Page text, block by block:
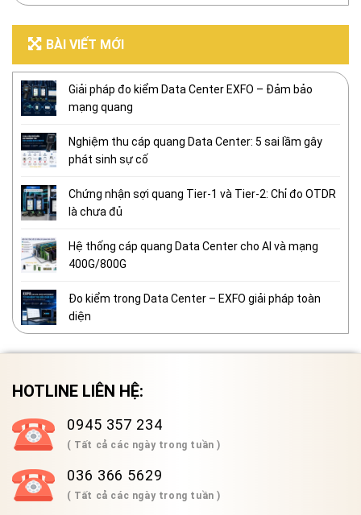
BÀI VIẾT MỚI
Giải pháp đo kiểm Data Center EXFO – Đảm bảo
mạng quang
Nghiệm thu cáp quang Data Center: 5 sai lầm gây
phát sinh sự cố
Chứng nhận sợi quang Tier-1 và Tier-2: Chỉ đo OTDR
là chưa đủ
Hệ thống cáp quang Data Center cho AI và mạng
400G/800G
Đo kiểm trong Data Center – EXFO giải pháp toàn
diện
HOTLINE LIÊN HỆ:
0945 357 234
( Tất cả các ngày trong tuần )
036 366 5629
( Tất cả các ngày trong tuần )